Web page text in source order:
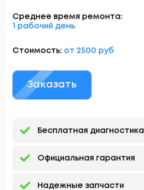
Среднее время ремонта:
1 рабочий день
Стоимость: от 2500 руб
Заказать
Бесплатная диагностика
Официальная гарантия
Надежные запчасти